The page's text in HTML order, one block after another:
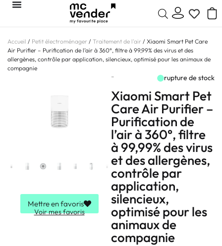
Accueil / Petit électroménager / Traitement de l'air / Xiaomi Smart Pet Care
Air Purifier – Purification de l’air à 360°, filtre à 99,99% des virus et des
allergènes, contrôle par application, silencieux, optimisé pour les animaux de
compagnie
Mettre en favoris
Voir mes favoris
- rupture de stock
Xiaomi Smart Pet
Care Air Purifier –
Purification de
l’air à 360°, filtre
à 99,99% des virus
et des allergènes,
contrôle par
application,
silencieux,
optimisé pour les
animaux de
compagnie